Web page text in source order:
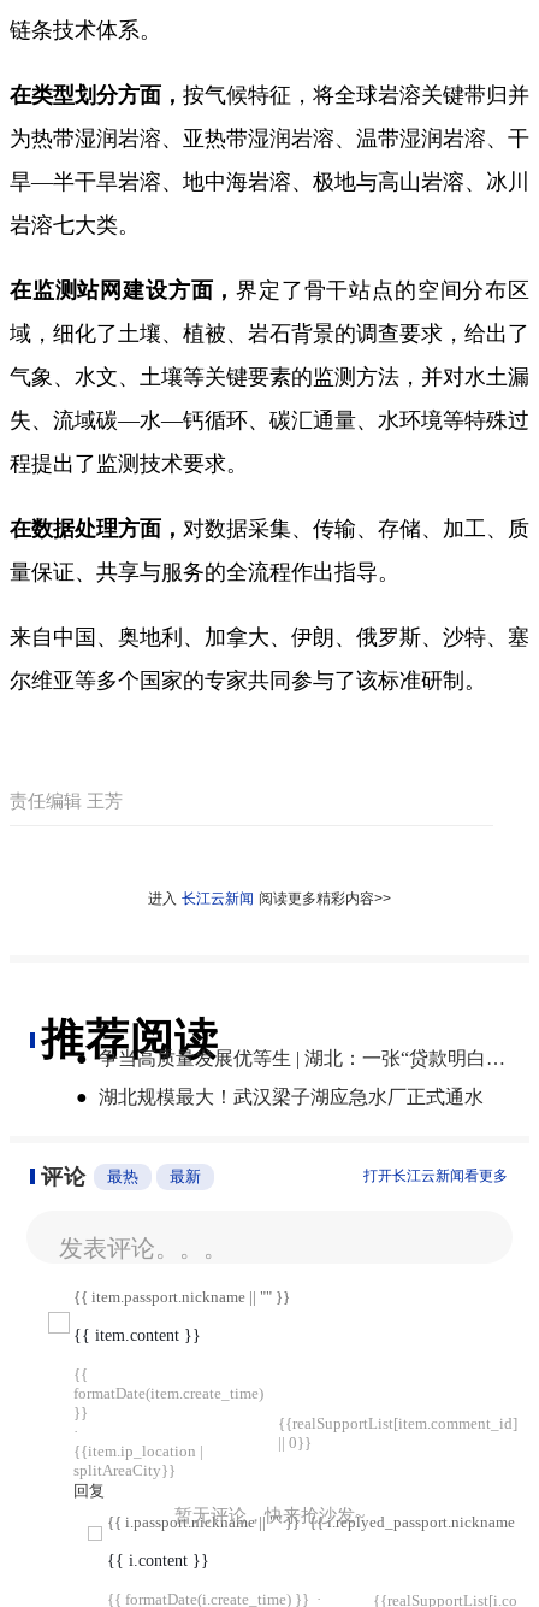
链条技术体系。
在类型划分方面， 按气候特征，将全球岩溶关键带归并
为热带湿润岩溶、亚热带湿润岩溶、温带湿润岩溶、干
旱—半干旱岩溶、地中海岩溶、极地与高山岩溶、冰川
岩溶七大类。
在监测站网建设方面，界定了骨干站点的空间分布区
域，细化了土壤、植被、岩石背景的调查要求，给出了
气象、水文、土壤等关键要素的监测方法，并对水土漏
失、流域碳—水—钙循环、碳汇通量、水环境等特殊过
程提出了监测技术要求。
在数据处理方面， 对数据采集、传输、存储、加工、质
量保证、共享与服务的全流程作出指导。
来自中国、奥地利、加拿大、伊朗、俄罗斯、沙特、塞
尔维亚等多个国家的专家共同参与了该标准研制。
责任编辑 王芳
进入 长江云新闻 阅读更多精彩内容>>
推荐阅读
●
争当高质量发展优等生 | 湖北：一张“贷款明白纸”算清融资成本账
● 湖北规模最大！武汉梁子湖应急水厂正式通水
评论 最热 最新 打开长江云新闻看更多
发表评论。。。
{{ item.passport.nickname || "" }}
{{ item.content }}
{{
formatDate(item.create_time)
}}
·
{{item.ip_location |
splitAreaCity}}
回复
{{realSupportList[item.comment_id]
|| 0}}
{{ i.passport.nickname || "" }} {{ i.replyed_passport.nickname ||
{{ i.content }}
{{ formatDate(i.create_time) }} ·
暂无评论，快来抢沙发~